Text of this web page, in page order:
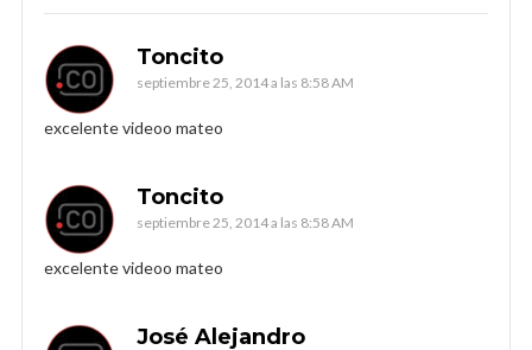
Toncito
septiembre 25, 2014 a las 8:58 AM
excelente videoo mateo
Toncito
septiembre 25, 2014 a las 8:58 AM
excelente videoo mateo
José Alejandro